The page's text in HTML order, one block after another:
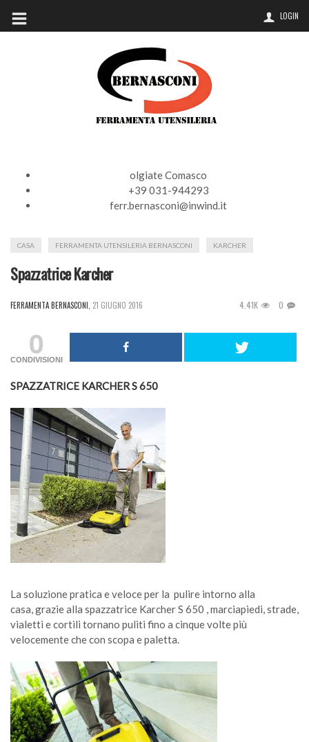
LOGIN
olgiate Comasco
+39 031-944293
ferr.bernasconi@inwind.it
CASA FERRAMENTA UTENSILERIA BERNASCONI KARCHER
Spazzatrice Karcher
FERRAMENTA BERNASCONI 21 GIUGNO 2016 4.41K 0
0
CONDIVISIONI
SPAZZATRICE KARCHER S 650
La soluzione pratica e veloce per la pulire intorno alla
casa, grazie alla spazzatrice Karcher S 650 , marciapiedi, strade,
vialetti e cortili tornano puliti fino a cinque volte più
velocemente che con scopa e paletta.